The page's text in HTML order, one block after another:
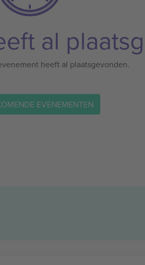
al
heeft al plaatsgevonden.
EVENEMENTEN